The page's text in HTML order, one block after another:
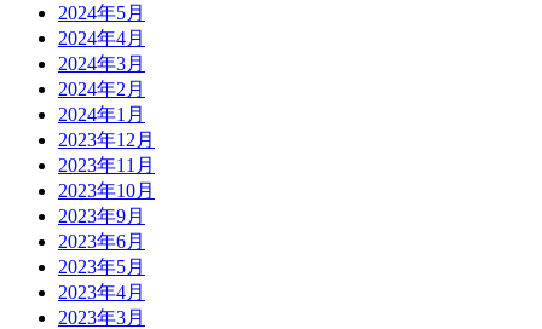
2024年5月
2024年4月
2024年3月
2024年2月
2024年1月
2023年12月
2023年11月
2023年10月
2023年9月
2023年6月
2023年5月
2023年4月
2023年3月